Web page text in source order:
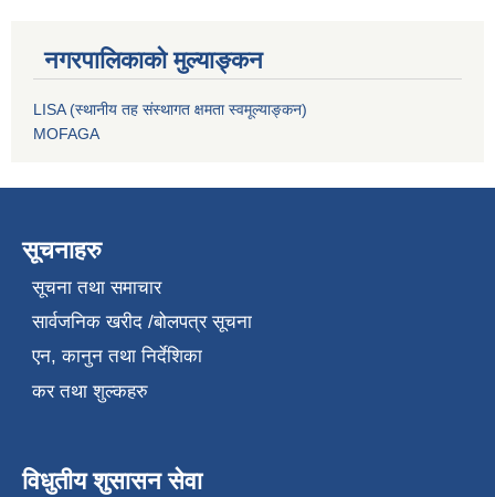
नगरपालिकाको मुल्याङ्कन
LISA (स्थानीय तह संस्थागत क्षमता स्वमूल्याङ्कन)
MOFAGA
सूचनाहरु
सूचना तथा समाचार
सार्वजनिक खरीद /बोलपत्र सूचना
एन, कानुन तथा निर्देशिका
कर तथा शुल्कहरु
विधुतीय शुसासन सेवा